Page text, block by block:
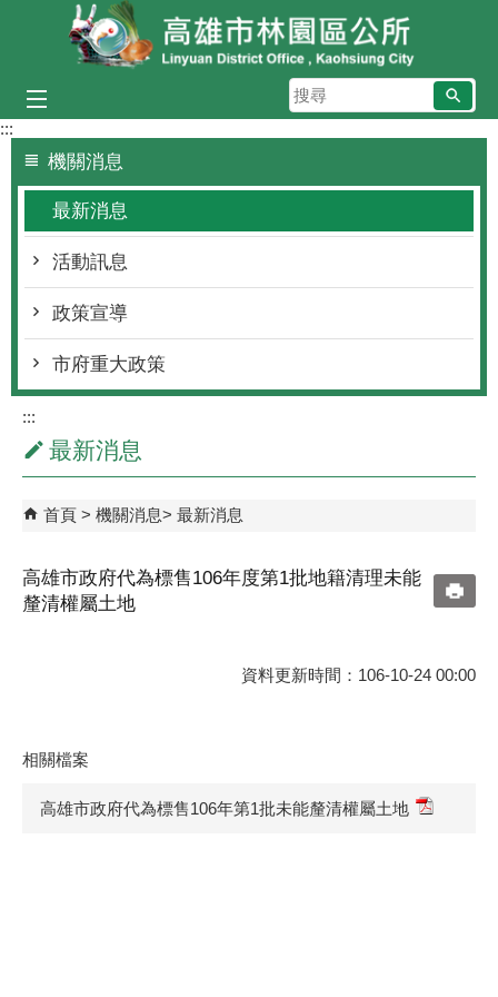
跳到主要內容區塊
搜
尋
:::
機關消息
最新消息
活動訊息
政策宣導
市府重大政策
:::
最新消息
首頁 機關消息 最新消息
高雄市政府代為標售106年度第1批地籍清理未能
釐清權屬土地
資料更新時間：106-10-24 00:00
相關檔案
高雄市政府代為標售106年第1批未能釐清權屬土地